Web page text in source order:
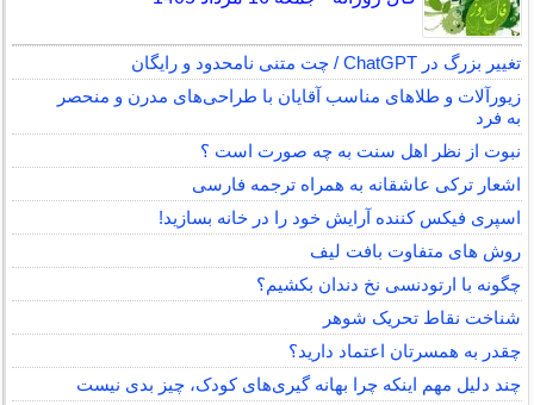
تغییر بزرگ در ChatGPT / چت متنی نامحدود و رایگان
زیورآلات و طلاهای مناسب آقایان با طراحی‌های مدرن و منحصر
به فرد
نبوت از نظر اهل سنت به چه صورت است ؟
اشعار ترکی عاشقانه به همراه ترجمه فارسی
اسپری فیکس کننده آرایش خود را در خانه بسازید!
روش های متفاوت بافت لیف
چگونه با ارتودنسی نخ دندان بکشیم؟
شناخت نقاط تحریک شوهر
چقدر به همسرتان اعتماد دارید؟
چند دلیل مهم اینکه چرا بهانه گیری‌های کودک، چیز بدی نیست